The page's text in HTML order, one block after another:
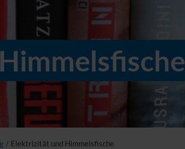
/ Elektrizität und Himmelsfische